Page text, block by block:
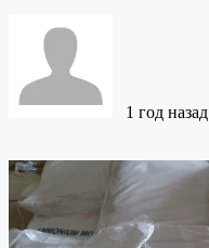
1 год назад